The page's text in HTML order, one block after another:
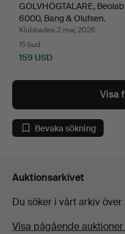
GOLVHÖGTALARE, Beolab
6000, Bang & Olufsen.
Klubbades 2 maj 2026
15 bud
159 USD
Visa
Bevaka sökning
Auktionsarkivet
Du söker i vårt arkiv
Visa pågående